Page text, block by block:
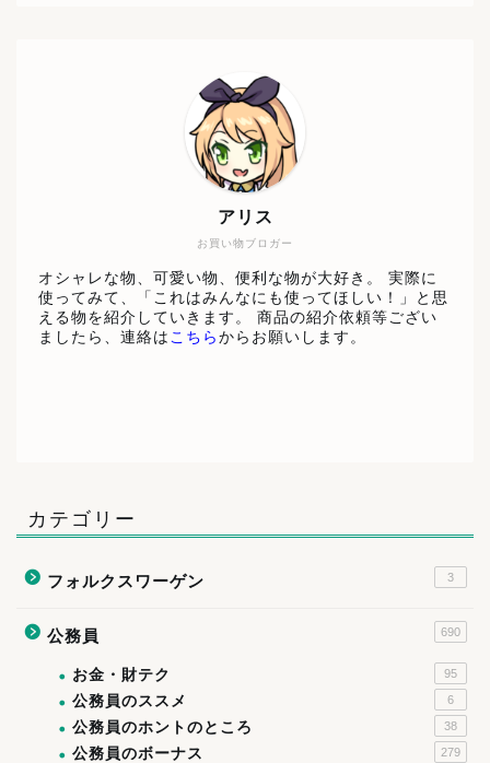
お買い物ブロガー
アリス
オシャレな物、可愛い物、便利な物が大好き。 実際に
使ってみて、「これはみんなにも使ってほしい！」と思
える物を紹介していきます。 商品の紹介依頼等ござい
ましたら、連絡は こちら からお願いします。
カテゴリー
フォルクスワーゲン 3
公務員 690
お金・財テク 95
公務員のススメ 6
公務員のホントのところ 38
公務員のボーナス 279